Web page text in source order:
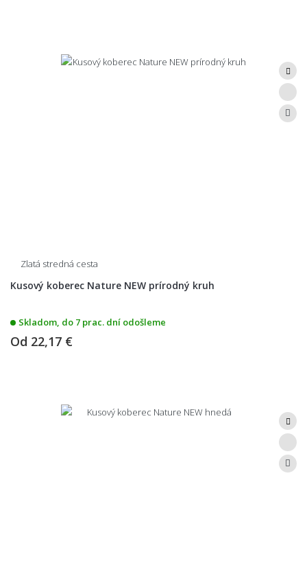
Zlatá stredná cesta
Kusový koberec Nature NEW prírodný kruh
Skladom, do 7 prac. dní odošleme
Od 22,17 €